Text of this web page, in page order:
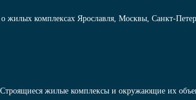
о жилых комплексах Ярославля, Москвы, Санкт-
жилые комплексы и окружающие их